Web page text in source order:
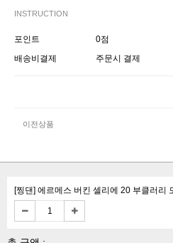
INSTRUCTION
포인트
0점
배송비결제
주문시 결제
이전상품
[찡댄] 에르메스 버킨 셀리에 20 부클러리